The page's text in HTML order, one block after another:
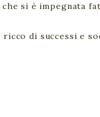
si è impegnata
di successi e